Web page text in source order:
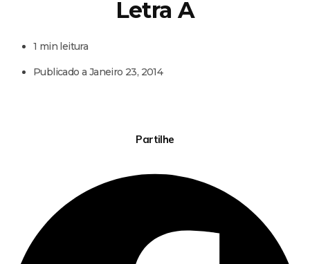
Letra A
1 min leitura
Publicado a Janeiro 23, 2014
Partilhe